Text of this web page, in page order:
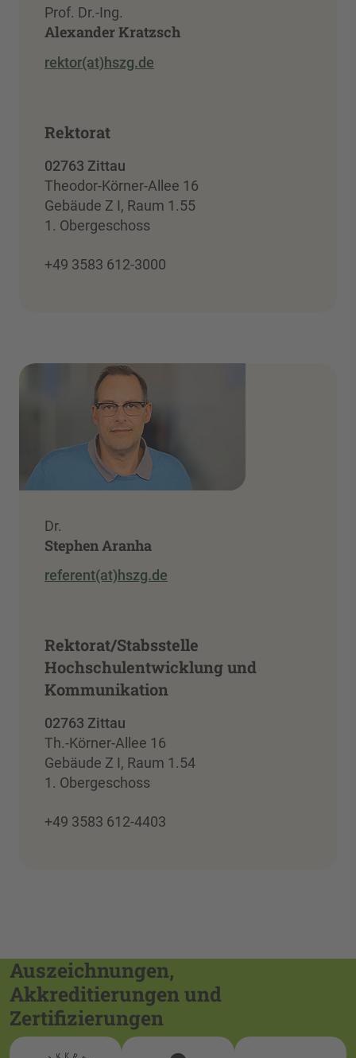
Prof. Dr.-Ing.
Alexander Kratzsch
rektor(at)hszg.de
Rektorat
02763 Zittau
Theodor-Körner-Allee 16
Gebäude Z I, Raum 1.55
1. Obergeschoss
+49 3583 612-3000
Dr.
Stephen Aranha
referent(at)hszg.de
Rektorat/Stabsstelle
Hochschulentwicklung und
Kommunikation
02763 Zittau
Th.-Körner-Allee 16
Gebäude Z I, Raum 1.54
1. Obergeschoss
+49 3583 612-4403
Auszeichnungen,
Akkreditierungen und
Zertifizierungen